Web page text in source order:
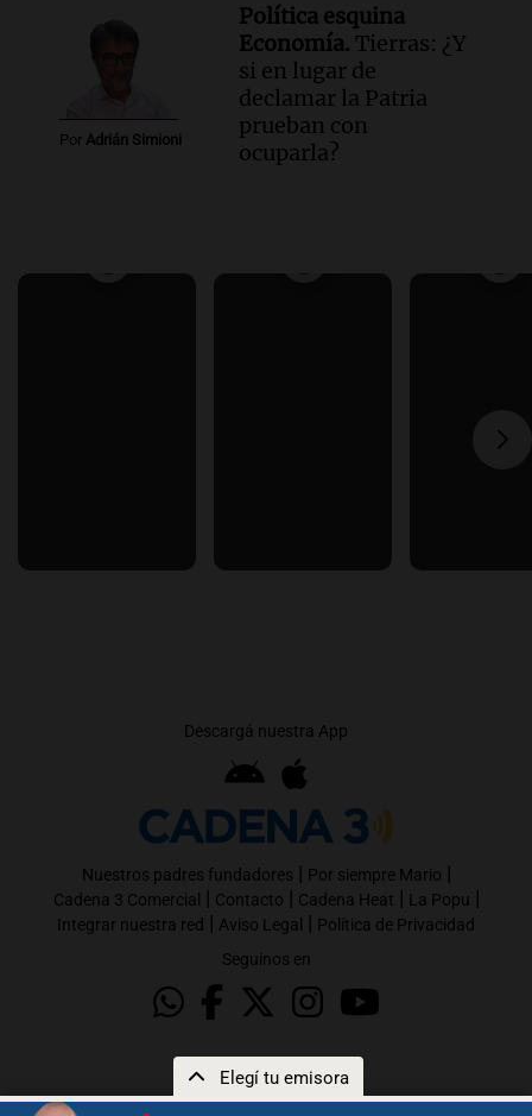
Elegí tu emisora
Por Adrián Simioni
Política esquina
Economía. Tierras: ¿Y
si en lugar de
declamar la Patria
prueban con
ocuparla?
Descargá nuestra App
Nuestros padres fundadores | Por siempre Mario |
Cadena 3 Comercial | Contacto | Cadena Heat | La Popu |
Integrar nuestra red | Aviso Legal | Política de Privacidad
Seguinos en